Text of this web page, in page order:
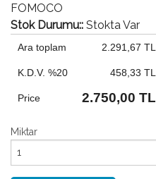
FOMOCO
Stok Durumu:: Stokta Var
Ara toplam 2.291,67 TL
K.D.V. %20 458,33 TL
Price 2.750,00 TL
Miktar